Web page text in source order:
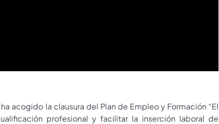
acogido la clausura del Plan de Empleo y Formación “El
profesional y facilitar la inserción laboral de